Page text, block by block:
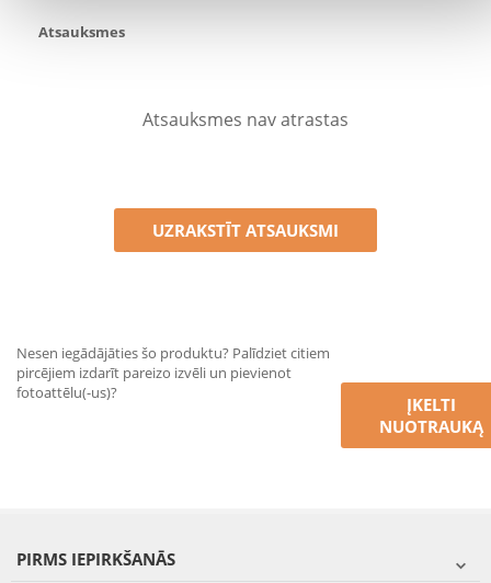
Atsauksmes
Atsauksmes nav atrastas
UZRAKSTĪT ATSAUKSMI
Nesen iegādājāties šo produktu? Palīdziet citiem
pircējiem izdarīt pareizo izvēli un pievienot
fotoattēlu(-us)?
ĮKELTI
NUOTRAUKĄ
PIRMS IEPIRKŠANĀS